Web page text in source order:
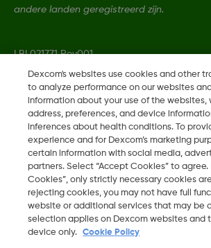
andere landen geregistreerd zijn.
LBL021771 Rev001
2026 Dexcom, Inc. Alle rechten
BE
Dexcom's websites use cookies and other
to analyze performance on our websites
information about your use of the websites,
address, preferences, and device
inferences about health conditions. To
experience and for Dexcom’s marketing
certain information with social media,
partners. Select “Accept Cookies” to agree.
Cookies”, only strictly necessary cookies
rejecting cookies, you may not have full
website or additional services that may be
selection applies on Dexcom websites and
device only.
Cookie Policy